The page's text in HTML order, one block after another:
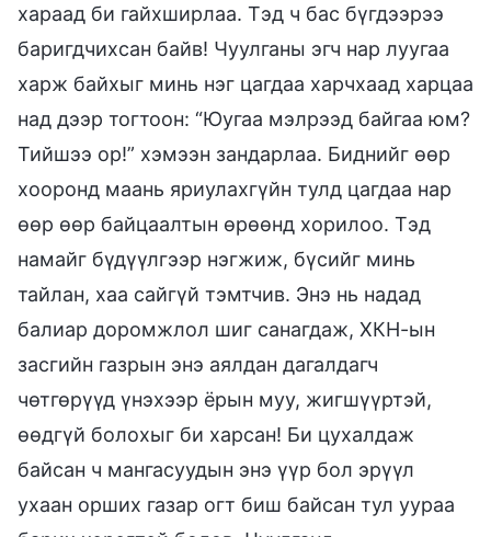
хараад би гайхширлаа. Тэд ч бас бүгдээрээ
баригдчихсан байв! Чуулганы эгч нар луугаа
харж байхыг минь нэг цагдаа харчхаад харцаа
над дээр тогтоон: “Юугаа мэлрээд байгаа юм?
Тийшээ ор!” хэмээн зандарлаа. Биднийг өөр
хооронд маань яриулахгүйн тулд цагдаа нар
өөр өөр байцаалтын өрөөнд хорилоо. Тэд
намайг бүдүүлгээр нэгжиж, бүсийг минь
тайлан, хаа сайгүй тэмтчив. Энэ нь надад
балиар доромжлол шиг санагдаж, ХКН-ын
засгийн газрын энэ аялдан дагалдагч
чөтгөрүүд үнэхээр ёрын муу, жигшүүртэй,
өөдгүй болохыг би харсан! Би цухалдаж
байсан ч мангасуудын энэ үүр бол эрүүл
ухаан орших газар огт биш байсан тул уураа